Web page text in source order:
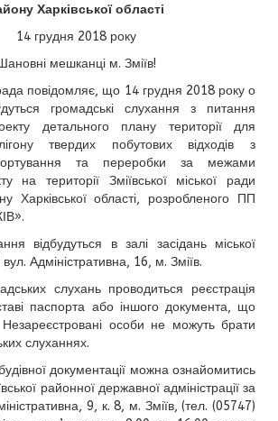
Харківської області
14 грудня 2018 року
мешканці м. Зміїв!
повідомляє, що 14 грудня 2018 року о
громадські слухання з питання
детального плану території для
твердих побутових відходів з
та переробки за межами
на території Зміївської міської ради
Харківської області, розробленого ПП
відбудуться в залі засідань міської
Адміністративна, 16, м. Зміїв.
слухань проводиться реєстрація
паспорта або іншого документа, що
Незареєстровані особи не можуть брати
слуханнях.
документації можна ознайомитись
районної державної адміністрації за
9, к. 8, м. Зміїв, (тел. (05747)